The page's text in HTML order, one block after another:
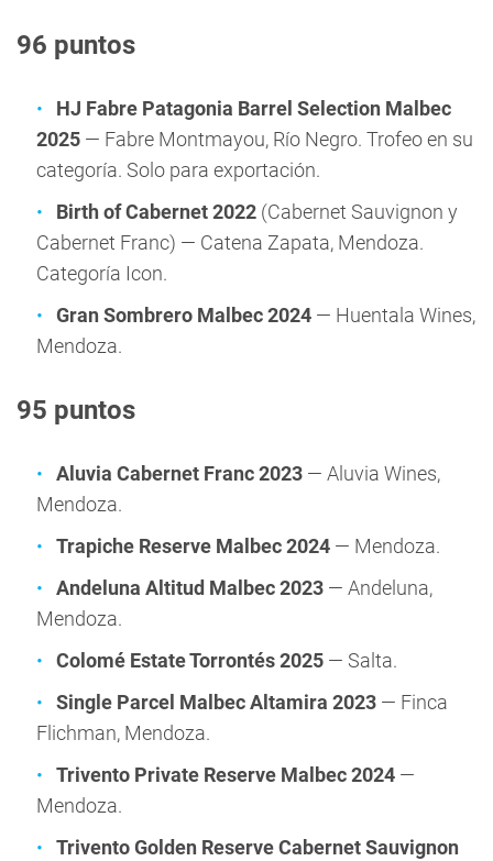
96 puntos
HJ Fabre Patagonia Barrel Selection Malbec
2025 — Fabre Montmayou, Río Negro. Trofeo en su
categoría. Solo para exportación.
Birth of Cabernet 2022 (Cabernet Sauvignon y
Cabernet Franc) — Catena Zapata, Mendoza.
Categoría Icon.
Gran Sombrero Malbec 2024 — Huentala Wines,
Mendoza.
95 puntos
Aluvia Cabernet Franc 2023 — Aluvia Wines,
Mendoza.
Trapiche Reserve Malbec 2024 — Mendoza.
Andeluna Altitud Malbec 2023 — Andeluna,
Mendoza.
Colomé Estate Torrontés 2025 — Salta.
Single Parcel Malbec Altamira 2023 — Finca
Flichman, Mendoza.
Trivento Private Reserve Malbec 2024 —
Mendoza.
Trivento Golden Reserve Cabernet Sauvignon